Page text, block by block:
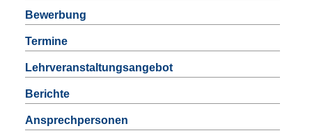
Bewerbung
Termine
Lehrveranstaltungsangebot
Berichte
Ansprechpersonen